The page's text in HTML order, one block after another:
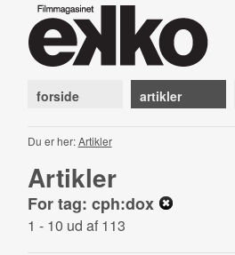
forside artikler
Du er her:Artikler
Artikler
For tag: cph:dox
1 - 10 ud af 113